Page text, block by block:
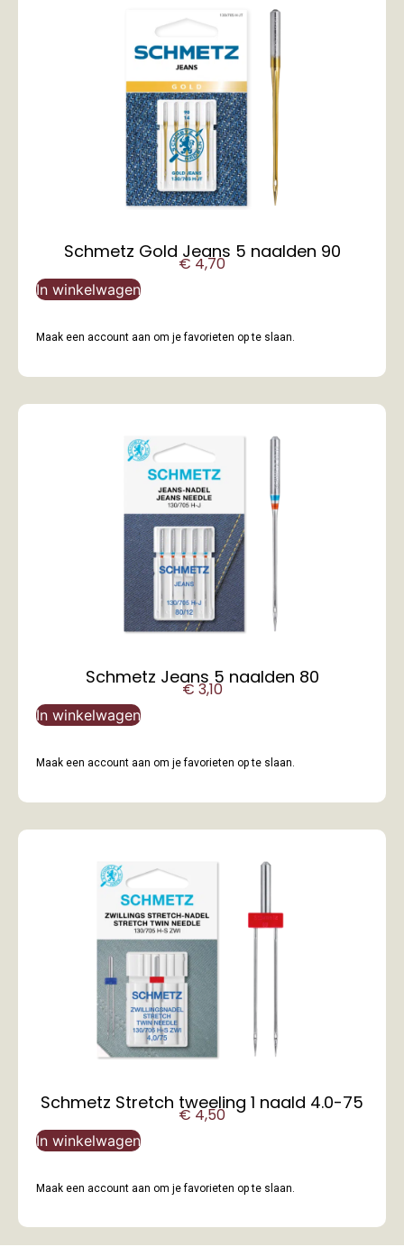
Schmetz Gold Jeans 5 naalden 90
€4,70
In winkelwagen
Maak een account aan om je favorieten op te slaan.
Schmetz Jeans 5 naalden 80
€3,10
In winkelwagen
Maak een account aan om je favorieten op te slaan.
Schmetz Stretch tweeling 1 naald 4.0-75
€4,50
In winkelwagen
Maak een account aan om je favorieten op te slaan.